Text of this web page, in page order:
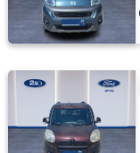
VOLVO